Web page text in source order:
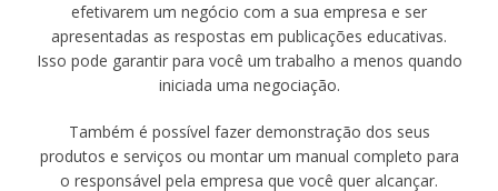
efetivarem um negócio com a sua empresa e ser
apresentadas as respostas em publicações educativas.
Isso pode garantir para você um trabalho a menos quando
iniciada uma negociação.
Também é possível fazer demonstração dos seus
produtos e serviços ou montar um manual completo para
o responsável pela empresa que você quer alcançar.